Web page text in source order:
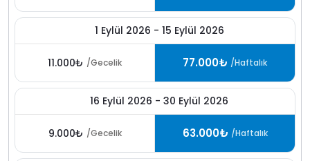
1 Eylül 2026 - 15 Eylül 2026
11.000₺ /Gecelik 77.000₺ /Haftalık
16 Eylül 2026 - 30 Eylül 2026
9.000₺ /Gecelik 63.000₺ /Haftalık